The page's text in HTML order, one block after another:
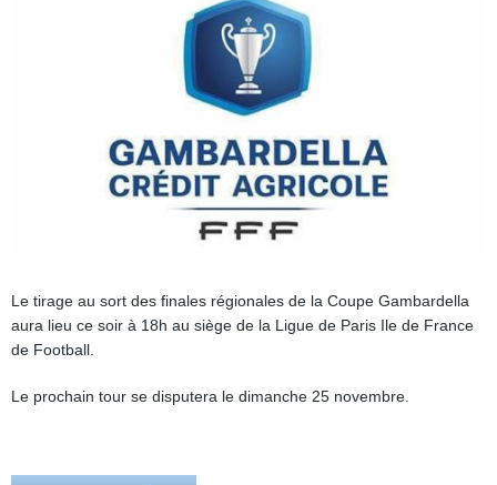
Le tirage au sort des finales régionales de la Coupe Gambardella
aura lieu ce soir à 18h au siège de la Ligue de Paris Ile de France
de Football.
Le prochain tour se disputera le dimanche 25 novembre.